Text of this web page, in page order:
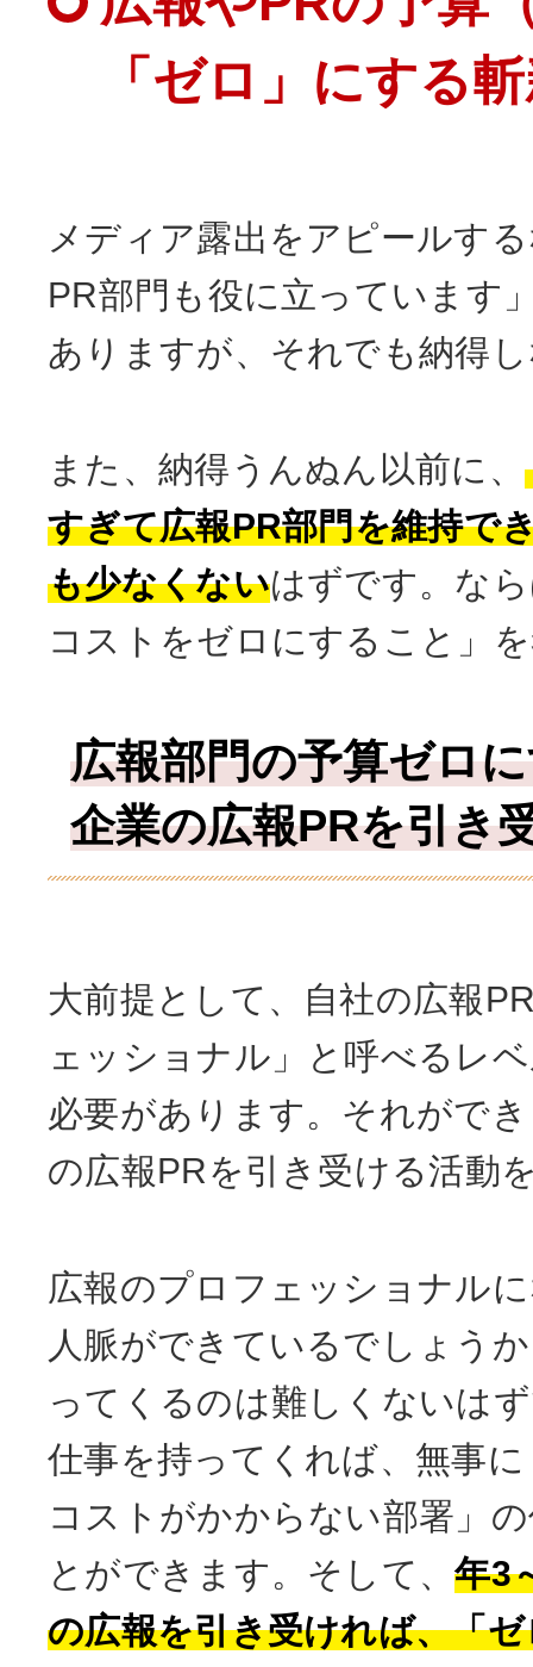
「ゼロ」にする
メディア露出をアピールす
PR部門も役に立っています
ありますが、それでも納得
また、納得うんぬん以前に、
すぎて広報PR部門を維持で
も少なくないはずです。な
コストをゼロにすること」
広報部門の予算ゼロ
企業の広報PRを引き
大前提として、自社の広報
ェッショナル」と呼べるレ
必要があります。それがで
の広報PRを引き受ける活動
広報のプロフェッショナル
人脈ができているでしょう
ってくるのは難しくないは
仕事を持ってくれば、無事
コストがかからない部署」
とができます。そして、年3
の広報を引き受ければ、「